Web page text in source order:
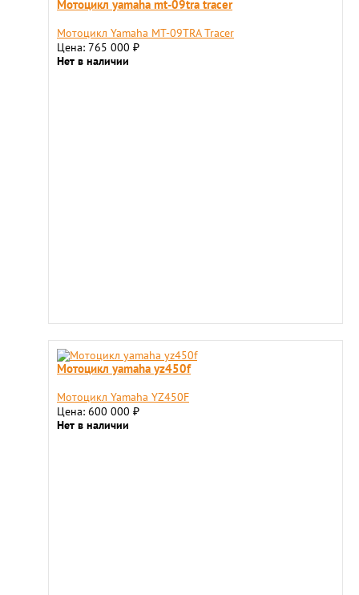
Мотоцикл yamaha mt-09tra tracer
Мотоцикл Yamaha MT-09TRA Tracer
Цена: 765 000 ₽
Нет в наличии
Мотоцикл yamaha yz450f
Мотоцикл Yamaha YZ450F
Цена: 600 000 ₽
Нет в наличии